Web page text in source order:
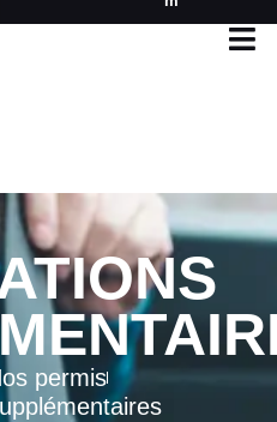
permis